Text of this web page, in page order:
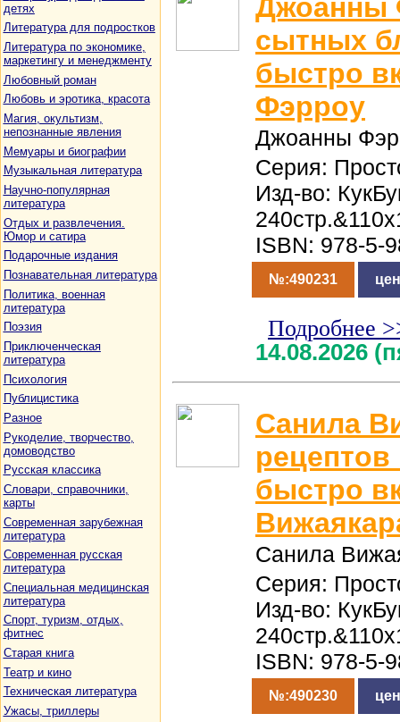
детях
Литература для подростков
Литература по экономике,
маркетингу и менеджменту
Любовный роман
Любовь и эротика, красота
Магия, окультизм,
непознанные явления
Мемуары и биографии
Музыкальная литература
Научно-популярная
литература
Отдых и развлечения.
Юмор и сатира
Подарочные издания
Познавательная литература
Политика, военная
литература
Поэзия
Приключенческая
литература
Психология
Публицистика
Разное
Рукоделие, творчество,
домоводство
Русская классика
Словари, справочники,
карты
Современная зарубежная
литература
Современная русская
литература
Специальная медицинская
литература
Спорт, туризм, отдых,
фитнес
Старая книга
Театр и кино
Техническая литература
Ужасы, триллеры
Джоанны
сытных
быстро
Фэрроу
Джоанны
Серия:
Изд-во:
ISBN: 978-5-
№:490231
Подробнее
14.08.2026
Санила
быстро
Санила
Серия:
Изд-во:
ISBN: 978-5-
№:490230